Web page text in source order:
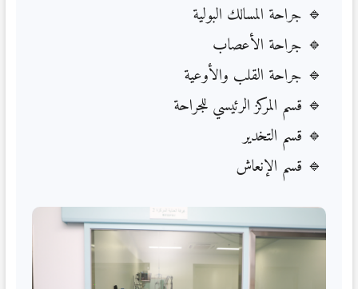
جراحة المسالك البولية
جراحة الأعصاب
جراحة القلب والأوعية
قسم المركز الرئيسي للجراحة
قسم التخدير
قسم الإنعاش